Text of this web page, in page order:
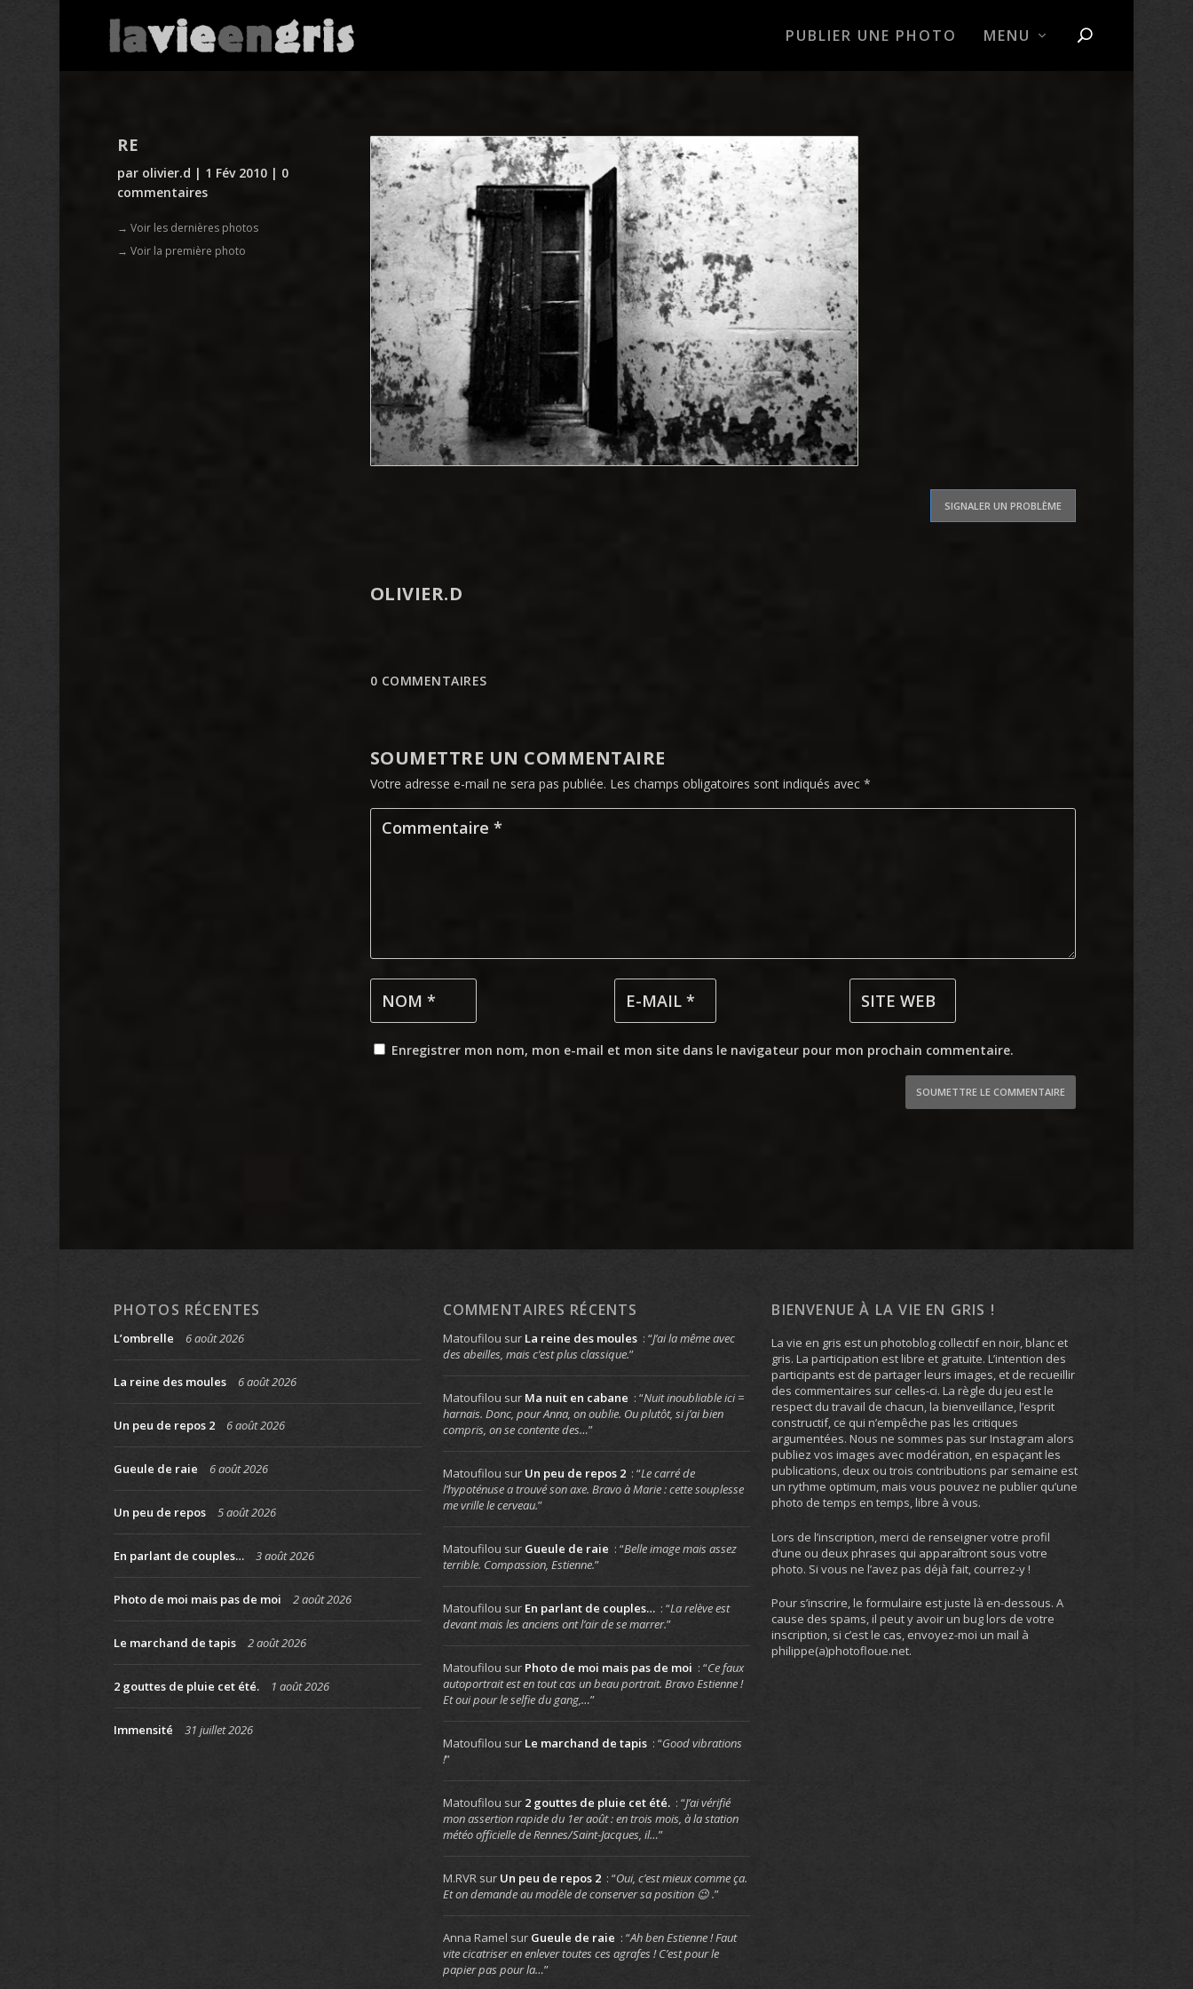
PUBLIER UNE PHOTO MENU
RE
par olivier.d | 1 Fév 2010 | 0
commentaires
→ Voir les dernières photos
→ Voir la première photo
SIGNALER UN PROBLÈME
OLIVIER.D
0 COMMENTAIRES
SOUMETTRE UN COMMENTAIRE
Votre adresse e-mail ne sera pas publiée. Les champs obligatoires sont indiqués avec *
Enregistrer mon nom, mon e-mail et mon site dans le navigateur pour mon prochain commentaire.
SOUMETTRE LE COMMENTAIRE
PHOTOS RÉCENTES
L’ombrelle 6 août 2026
La reine des moules 6 août 2026
Un peu de repos 2 6 août 2026
Gueule de raie 6 août 2026
Un peu de repos 5 août 2026
En parlant de couples… 3 août 2026
Photo de moi mais pas de moi 2 août 2026
Le marchand de tapis 2 août 2026
2 gouttes de pluie cet été. 1 août 2026
Immensité 31 juillet 2026
COMMENTAIRES RÉCENTS
Matoufilou sur La reine des moules : “J’ai la même avec
des abeilles, mais c’est plus classique.”
Matoufilou sur Ma nuit en cabane : “Nuit inoubliable ici =
harnais. Donc, pour Anna, on oublie. Ou plutôt, si j’ai bien
compris, on se contente des…”
Matoufilou sur Un peu de repos 2 : “Le carré de
l’hypoténuse a trouvé son axe. Bravo à Marie : cette souplesse
me vrille le cerveau.”
Matoufilou sur Gueule de raie : “Belle image mais assez
terrible. Compassion, Estienne.”
Matoufilou sur En parlant de couples… : “La relève est
devant mais les anciens ont l’air de se marrer.”
Matoufilou sur Photo de moi mais pas de moi : “Ce faux
autoportrait est en tout cas un beau portrait. Bravo Estienne !
Et oui pour le selfie du gang,…”
Matoufilou sur Le marchand de tapis : “Good vibrations
!”
Matoufilou sur 2 gouttes de pluie cet été. : “J’ai vérifié
mon assertion rapide du 1er août : en trois mois, à la station
météo officielle de Rennes/Saint-Jacques, il…”
M.RVRsur Un peu de repos 2 : “Oui, c’est mieux comme ça.
Et on demande au modèle de conserver sa position 😉 .”
Anna Ramel sur Gueule de raie : “Ah ben Estienne ! Faut
vite cicatriser en enlever toutes ces agrafes ! C’est pour le
papier pas pour la…”
BIENVENUE À LA VIE EN GRIS !
La vie en gris est un photoblog collectif en noir, blanc et
gris. La participation est libre et gratuite. L’intention des
participants est de partager leurs images, et de recueillir
des commentaires sur celles-ci. La règle du jeu est le
respect du travail de chacun, la bienveillance, l’esprit
constructif, ce qui n’empêche pas les critiques
argumentées. Nous ne sommes pas sur Instagram alors
publiez vos images avec modération, en espaçant les
publications, deux ou trois contributions par semaine est
un rythme optimum, mais vous pouvez ne publier qu’une
photo de temps en temps, libre à vous.
Lors de l’inscription, merci de renseigner votre profil
d’une ou deux phrases qui apparaîtront sous votre
photo. Si vous ne l’avez pas déjà fait, courrez-y !
Pour s’inscrire, le formulaire est juste là en-dessous. A
cause des spams, il peut y avoir un bug lors de votre
inscription, si c’est le cas, envoyez-moi un mail à
philippe(a)photofloue.net.